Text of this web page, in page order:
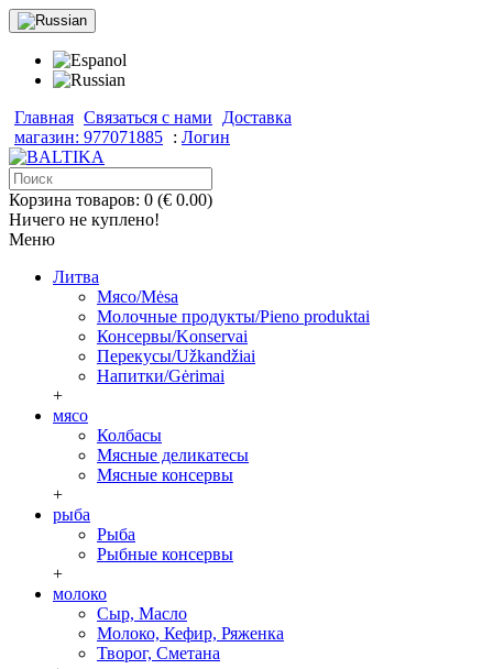
Главная Связаться с нами
Доставка
магазин: 977071885 : Логин
Корзина товаров: 0 (€ 0.00)
Ничего не куплено!
Меню
Литва
Мясо/Mėsa
Молочные продукты/Pieno produktai
Консервы/Konservai
Перекусы/Užkandžiai
Напитки/Gėrimai
+
мясо
Колбасы
Мясные деликатесы
Мясные консервы
+
рыба
Рыба
Рыбные консервы
+
молоко
Сыр, Масло
Молоко, Кефир, Ряженка
Творог, Сметана